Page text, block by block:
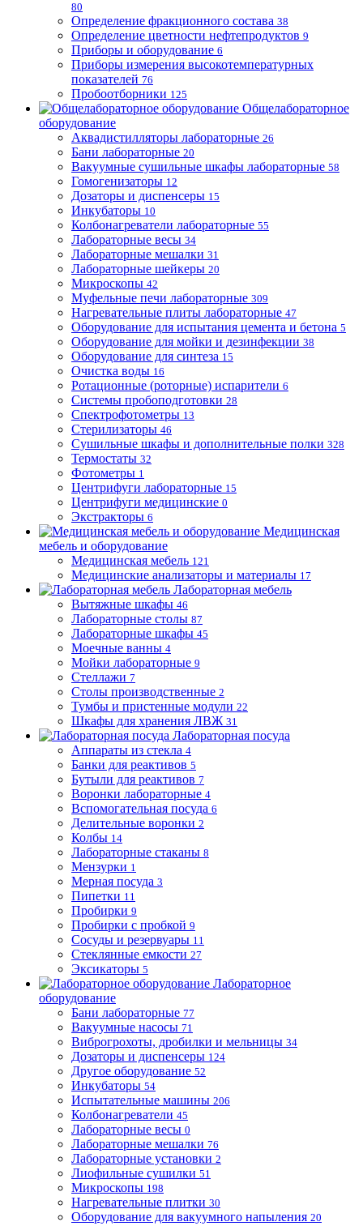
80
Определение фракционного состава 38
Определение цветности нефтепродуктов 9
Приборы и оборудование 6
Приборы измерения высокотемпературных
показателей 76
Пробоотборники 125
Общелабораторное
оборудование
Аквадистилляторы лабораторные 26
Бани лабораторные 20
Вакуумные сушильные шкафы лабораторные 58
Гомогенизаторы 12
Дозаторы и диспенсеры 15
Инкубаторы 10
Колбонагреватели лабораторные 55
Лабораторные весы 34
Лабораторные мешалки 31
Лабораторные шейкеры 20
Микроскопы 42
Муфельные печи лабораторные 309
Нагревательные плиты лабораторные 47
Оборудование для испытания цемента и бетона 5
Оборудование для мойки и дезинфекции 38
Оборудование для синтеза 15
Очистка воды 16
Ротационные (роторные) испарители 6
Системы пробоподготовки 28
Спектрофотометры 13
Стерилизаторы 46
Сушильные шкафы и дополнительные полки 328
Термостаты 32
Фотометры 1
Центрифуги лабораторные 15
Центрифуги медицинские 0
Экстракторы 6
Медицинская
мебель и оборудование
Медицинская мебель 121
Медицинские анализаторы и материалы 17
Лабораторная мебель
Вытяжные шкафы 46
Лабораторные столы 87
Лабораторные шкафы 45
Моечные ванны 4
Мойки лабораторные 9
Стеллажи 7
Столы производственные 2
Тумбы и пристенные модули 22
Шкафы для хранения ЛВЖ 31
Лабораторная посуда
Аппараты из стекла 4
Банки для реактивов 5
Бутыли для реактивов 7
Воронки лабораторные 4
Вспомогательная посуда 6
Делительные воронки 2
Колбы 14
Лабораторные стаканы 8
Мензурки 1
Мерная посуда 3
Пипетки 11
Пробирки 9
Пробирки с пробкой 9
Сосуды и резервуары 11
Стеклянные емкости 27
Эксикаторы 5
Лабораторное
оборудование
Бани лабораторные 77
Вакуумные насосы 71
Виброгрохоты, дробилки и мельницы 34
Дозаторы и диспенсеры 124
Другое оборудование 52
Инкубаторы 54
Испытательные машины 206
Колбонагреватели 45
Лабораторные весы 0
Лабораторные мешалки 76
Лабораторные установки 2
Лиофильные сушилки 51
Микроскопы 198
Нагревательные плитки 30
Оборудование для вакуумного напыления 20